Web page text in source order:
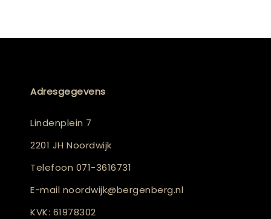
Adresgegevens
Lindenplein 7
2201 JH Noordwijk
Telefoon 071-3616731
E-mail noordwijk@bergenberg.nl
KVK: 61978302